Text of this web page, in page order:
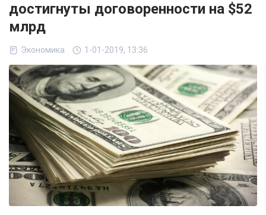
достигнуты договоренности на $52
млрд
Экономика 1-01-2019, 13:36